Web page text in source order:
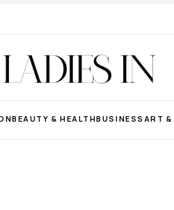
BEAUTY & HEALTHBUSINESS ART &